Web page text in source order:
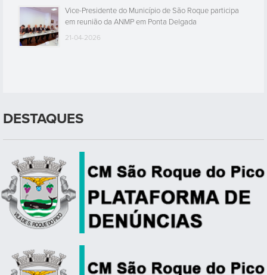
Vice-Presidente do Município de São Roque participa
em reunião da ANMP em Ponta Delgada
21-04-2026
DESTAQUES